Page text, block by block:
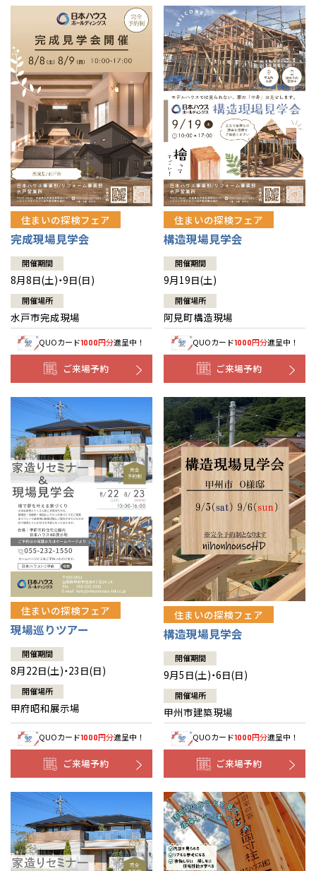
住まいの探検フェア
完成現場見学会
開催期間
8月8日(土)・9日(日)
開催場所
水戸市完成現場
QUOカード1000円分進呈中！
ご来場予約
住まいの探検フェア
構造現場見学会
開催期間
9月19日(土)
開催場所
阿見町構造現場
QUOカード1000円分進呈中！
ご来場予約
住まいの探検フェア
現場巡りツアー
開催期間
8月22日(土)・23日(日)
開催場所
甲府昭和展示場
QUOカード1000円分進呈中！
ご来場予約
住まいの探検フェア
構造現場見学会
開催期間
9月5日(土)・6日(日)
開催場所
甲州市建築現場
QUOカード1000円分進呈中！
ご来場予約